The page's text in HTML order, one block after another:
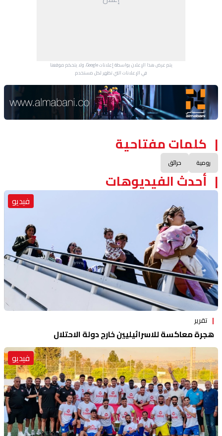
يتم عرض هذا الإعلان بواسطة إعلانات Google، ولا يتحكم موقعنا
في الإعلانات التي تظهر لكل مستخدم.
Advertisement Section
كلمات مفتاحية
رومية حرائق
أحدث الفيديوهات
فيديو
تقرير
هجرة معاكسة للاسرائيليين خارج دولة الاحتلال
فيديو